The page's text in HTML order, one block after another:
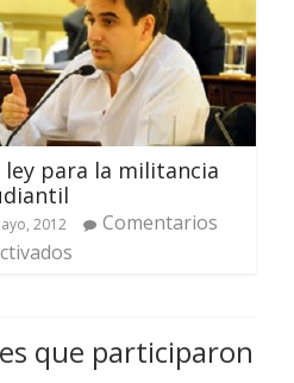
ley para la militancia
2012
Comentarios
que participaron